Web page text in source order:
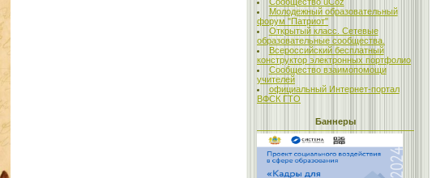
Молодежный образовательный
форум "Патриот"
Открытый класс. Сетевые
образовательные сообщества.
Всероссийский бесплатный
конструктор электронных портфолио
Сообщество взаимопомощи
учителей
официальный Интернет-портал
ВФСК ГТО
Баннеры